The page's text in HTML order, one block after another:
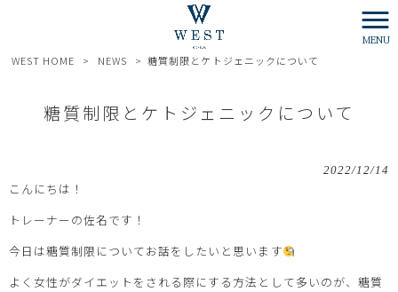
MENU
WEST HOME > NEWS > 糖質制限とケトジェニックについて
糖質制限とケトジェニックについて
2022/12/14
こんにちは！
トレーナーの佐名です！
今日は糖質制限についてお話をしたいと思います
よく女性がダイエットをされる際にする方法として多いのが、糖質